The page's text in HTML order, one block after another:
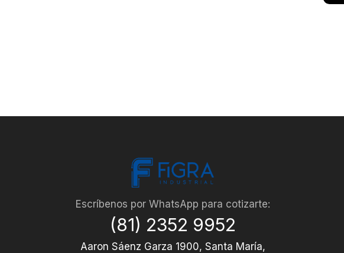
Escríbenos por WhatsApp para cotizarte:
(81) 2352 9952
Aaron Sáenz Garza 1900, Santa María,